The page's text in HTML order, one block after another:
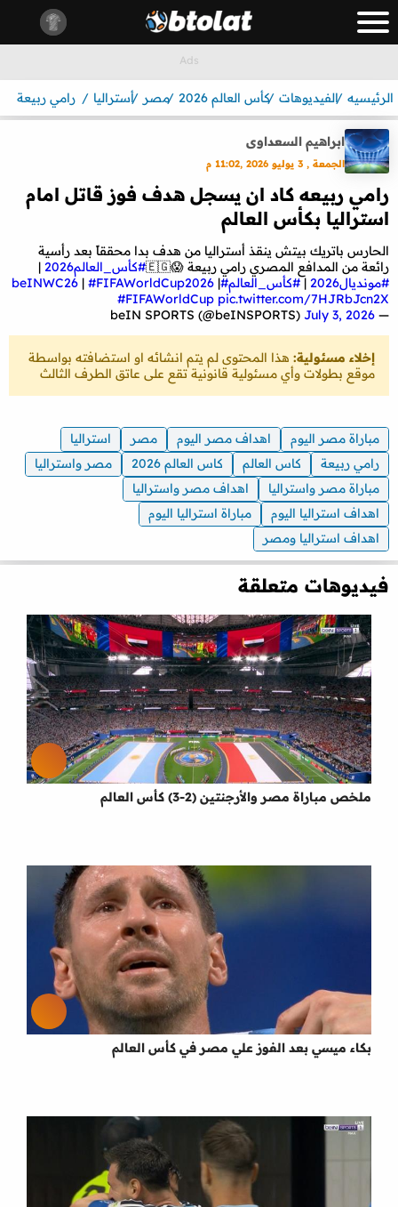
الرئيسيه الفيديوهات كأس العالم 2026 مصر أستراليا رامي ربيعة
ابراهيم السعداوى
الجمعة , 3 يوليو 2026 ,11:02 م
رامي ربيعه كاد ان يسجل هدف فوز قاتل امام
استراليا بكأس العالم
الحارس باتريك بيتش ينقذ أستراليا من هدف بدا محققاً بعد رأسية
رائعة من المدافع المصري رامي ربيعة 😱🇪🇬
#كأس_العالم2026
|
#مونديال2026
|#كأس_العالم#beINWC26
| #FIFAWorldCup2026 |
#FIFAWorldCup pic.twitter.com/7HJRbJcn2X
— beIN SPORTS (@beINSPORTS)
July 3, 2026
إخلاء مسئولية: هذا المحتوى لم يتم انشائه او استضافته بواسطة
موقع بطولات وأي مسئولية قانونية تقع على عاتق الطرف الثالث
مباراة مصر اليوم اهداف مصر اليوم مصر
استراليا
رامي ربيعة
كاس العالم كاس العالم 2026
مصر واستراليا
مباراة مصر واستراليا
اهداف مصر واستراليا
اهداف استراليا اليوم
مباراة استراليا اليوم
اهداف استراليا ومصر
فيديوهات متعلقة
ملخص مباراة مصر والأرجنتين (2-3) كأس العالم
بكاء ميسي بعد الفوز علي مصر في كأس العالم